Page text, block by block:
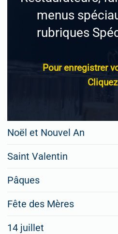
menus
rubriques
Pour enregistrer
Noël et Nouvel An
Saint Valentin
Pâques
Fête des Mères
14 juillet